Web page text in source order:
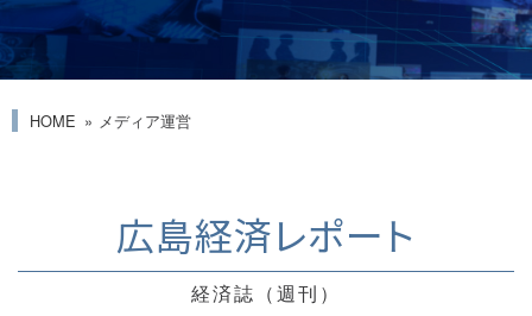
HOME メディア運営
広島経済レポート
経済誌（週刊）